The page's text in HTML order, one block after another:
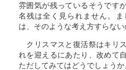
雰囲気が残っているそうです
名残は全く見られません。
は、そのような考え方すらな
クリスマスと復活祭はキリ
れを迎えるにあたり、改めて
ただしてみてはどうでしょうか